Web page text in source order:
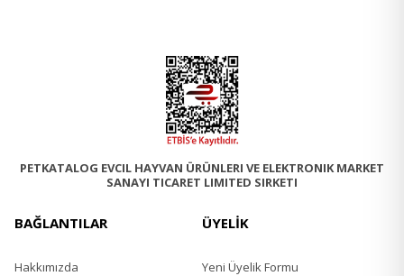
PETKATALOG EVCIL HAYVAN ÜRÜNLERI VE ELEKTRONIK MARKET
SANAYI TICARET LIMITED SIRKETI
BAĞLANTILAR
Hakkımızda
ÜYELİK
Yeni Üyelik Formu